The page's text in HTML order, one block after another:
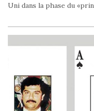
Uni dans la phase du